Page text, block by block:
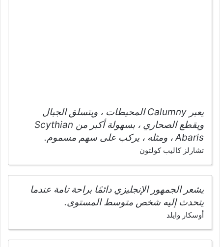
يعبر Calumny المحيطات ، ويتسلق الجبال
ويقطع الصحاري ، بسهولة أكبر من Scythian
Abaris ، ومثله ، يركب على سهم مسموم.
تشارلز كاليب كولتون
يشعر الجمهور الإنجليزي دائمًا براحة تامة عندما
يتحدث إليه شخص متوسط المستوى.
أوسكار وايلد